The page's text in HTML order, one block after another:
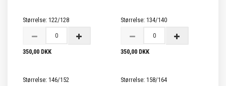
Størrelse: 122/128
350,00 DKK
Størrelse: 134/140
350,00 DKK
Størrelse: 146/152 Størrelse: 158/164